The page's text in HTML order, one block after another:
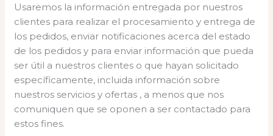
Usaremos la información entregada por nuestros
clientes para realizar el procesamiento y entrega de
los pedidos, enviar notificaciones acerca del estado
de los pedidos y para enviar información que pueda
ser útil a nuestros clientes o que hayan solicitado
específicamente, incluida información sobre
nuestros servicios y ofertas , a menos que nos
comuniquen que se oponen a ser contactado para
estos fines.